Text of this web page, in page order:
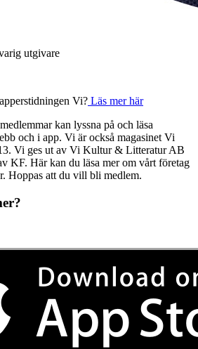
utgivare
Vi? Läs mer här
kan lyssna på och läsa
och i app. Vi är också magasinet Vi
Vi ges ut av Vi Kultur & Litteratur AB
KF. Här kan du läsa mer om vårt företag
Hoppas att du vill bli medlem.